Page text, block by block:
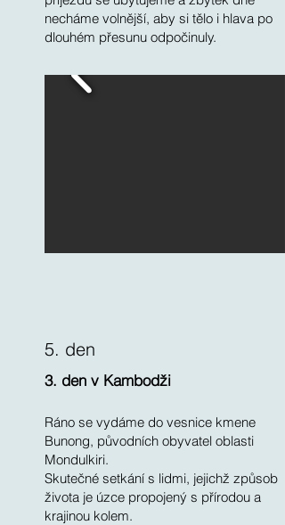
necháme volnější, aby si tělo i hlava po
dlouhém přesunu odpočinuly.
5. den
3. den v Kambodži
Ráno se vydáme do vesnice kmene
Bunong, původních obyvatel oblasti
Mondulkiri.
Skutečné setkání s lidmi, jejichž způsob
života je úzce propojený s přírodou a
krajinou kolem.